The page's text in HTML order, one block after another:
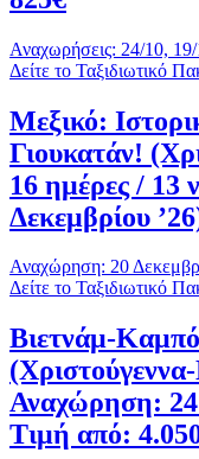
Αναχωρήσεις: 24/10,
Δείτε το Ταξιδιωτικό
Μεξικό:
Γιουκατάν!
16 ημέρες / 13
Δεκεμβρίου
Αναχώρηση: 20
Δείτε το Ταξιδιωτικό
Βιετνάμ-
Αναχώρηση: 24
Τιμή από: